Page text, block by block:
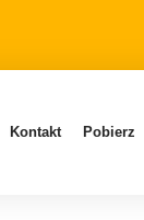
Kontakt Pobierz